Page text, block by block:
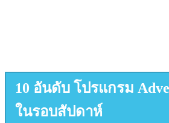
10 อันดับ โปรแกรม
ในรอบสัปดาห์